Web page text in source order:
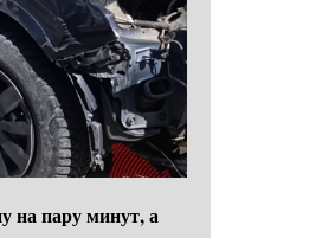
на пару минут, а